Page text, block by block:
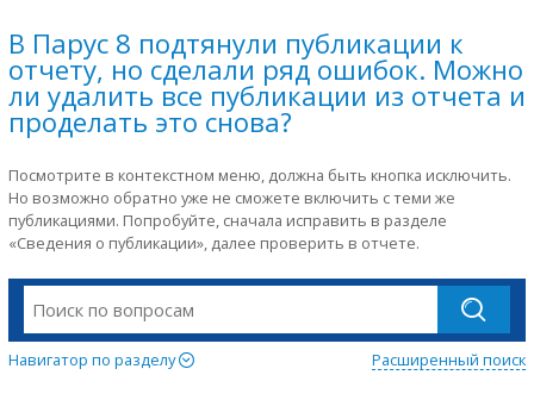
В Парус 8 подтянули публикации к
отчету, но сделали ряд ошибок. Можно
ли удалить все публикации из отчета и
проделать это снова?
Посмотрите в контекстном меню, должна быть кнопка исключить.
Но возможно обратно уже не сможете включить с теми же
публикациями. Попробуйте, сначала исправить в разделе
«Сведения о публикации», далее проверить в отчете.
Навигатор по разделу Расширенный поиск